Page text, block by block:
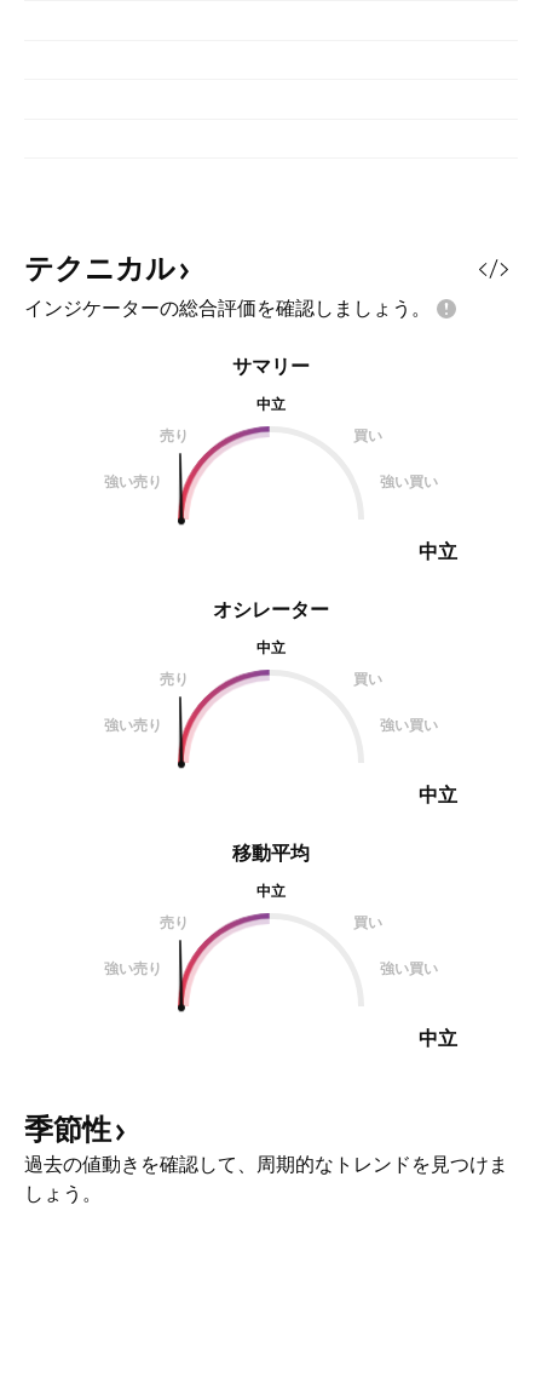
テクニカル
インジケーターの総合評価を確認しましょう。
オシレーター
中立
売り
買い
強い売り 強い買い
中立
サマリー
中立
売り
買い
強い売り 強い買い
中立
移動平均
中立
売り
買い
強い売り 強い買い
中立
季節性
過去の値動きを確認して、周期的なトレンドを見つけま
しょう。